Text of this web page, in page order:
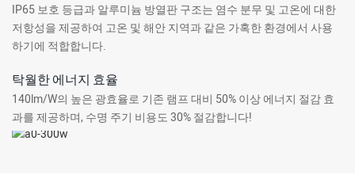
IP65 보호 등급과 알루미늄 방열판 구조는 염수 분무 및 고온에 대한
저항성을 제공하여 고온 및 해안 지역과 같은 가혹한 환경에서 사용
하기에 적합합니다.
탁월한 에너지 효율
140lm/W의 높은 광효율로 기존 램프 대비 50% 이상 에너지 절감 효
과를 제공하며, 수명 주기 비용도 30% 절감합니다!